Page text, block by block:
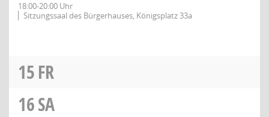
18:00-20:00 Uhr
Sitzungssaal des Bürgerhauses, Königsplatz 33a
15FR
16SA